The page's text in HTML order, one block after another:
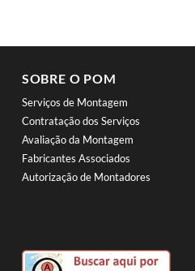
SOBRE O POM
Serviços de Montagem
Contratação dos Serviços
Avaliação da Montagem
Fabricantes Associados
Autorização de Montadores